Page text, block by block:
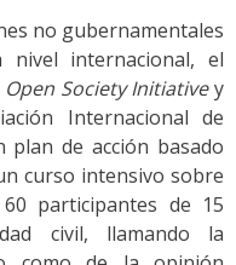
no gubernamentales
nivel internacional, el
Open Society Initiativey
Internacional de
plan de acción basado
curso intensivo sobre
participantes de 15
civil, llamando la